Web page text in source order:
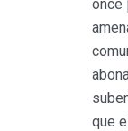
once
que